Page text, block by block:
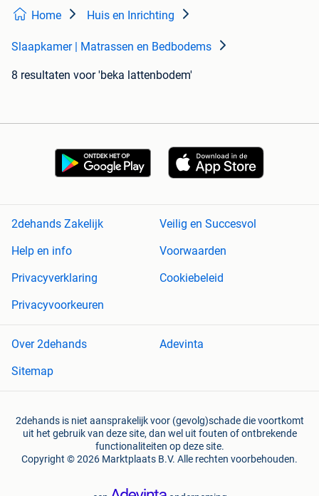
Home Huis en Inrichting
Slaapkamer | Matrassen en Bedbodems
8 resultaten voor 'beka lattenbodem'
2dehands Zakelijk
Veilig en Succesvol
Help en info
Voorwaarden
Privacyverklaring
Cookiebeleid
Privacyvoorkeuren
Over 2dehands
Adevinta
Sitemap
2dehands is niet aansprakelijk voor (gevolg)schade die voortkomt
uit het gebruik van deze site, dan wel uit fouten of ontbrekende
functionaliteiten op deze site.
Copyright © 2026 Marktplaats B.V. Alle rechten voorbehouden.